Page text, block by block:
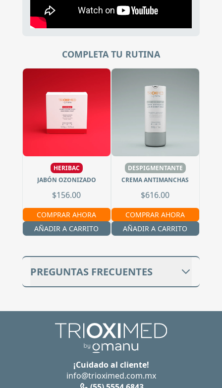
COMPLETA TU RUTINA
HERIBAC
JABÓN OZONIZADO
$156.00
COMPRAR AHORA
AÑADIR A CARRITO
DESPIGMENTANTE
CREMA ANTIMANCHAS
$616.00
COMPRAR AHORA
AÑADIR A CARRITO
PREGUNTAS FRECUENTES
No, esta crema hace el mecanismo de
acción de un protector solar con FPS 50+ y
protege de la luz UVA, UVB y luz azul.
Además de protegerte del sol, combate la
hiperpigmentación.
¿POR QUÉ ES SEGURO USAR ESTA
¡Cuidado al cliente!
info@trioximed.com.mx